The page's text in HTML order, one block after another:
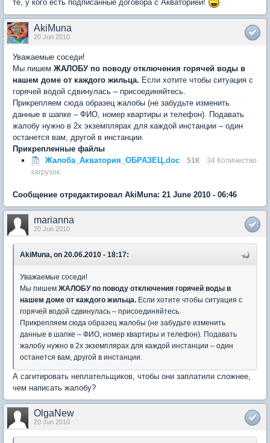
те, у кого есть подписанные договора с Акваторией!
AkiMuna
20 Jun 2010
Уважаемые соседи!
Мы пишем ЖАЛОБУ по поводу отключения горячей воды в
нашем доме от каждого жильца. Если хотите чтобы ситуация с
горячей водой сдвинулась – присоединяйтесь.
Прикрепляем сюда образец жалобы (не забудьте изменить
данные в шапке – ФИО, номер квартиры и телефон). Подавать
жалобу нужно в 2х экземплярах для каждой инстанции – один
останется вам, другой в инстанции.
Прикрепленные файлы
Жалоба_Акватория_ОБРАЗЕЦ.doc
51К
34 Количество
загрузок:
Сообщение отредактировал AkiMuna: 21 June 2010 - 06:46
marianna
20 Jun 2010
AkiMuna, on 20.06.2010 - 18:17:
Уважаемые соседи!
Мы пишем ЖАЛОБУ по поводу отключения горячей воды в
нашем доме от каждого жильца. Если хотите чтобы ситуация с
горячей водой сдвинулась – присоединяйтесь.
Прикрепляем сюда образец жалобы (не забудьте изменить
данные в шапке – ФИО, номер квартиры и телефон). Подавать
жалобу нужно в 2х экземплярах для каждой инстанции – один
останется вам, другой в инстанции.
А сагитировать неплательщиков, чтобы они заплатили сложнее,
чем написать жалобу?
OlgaNew
20 Jun 2010